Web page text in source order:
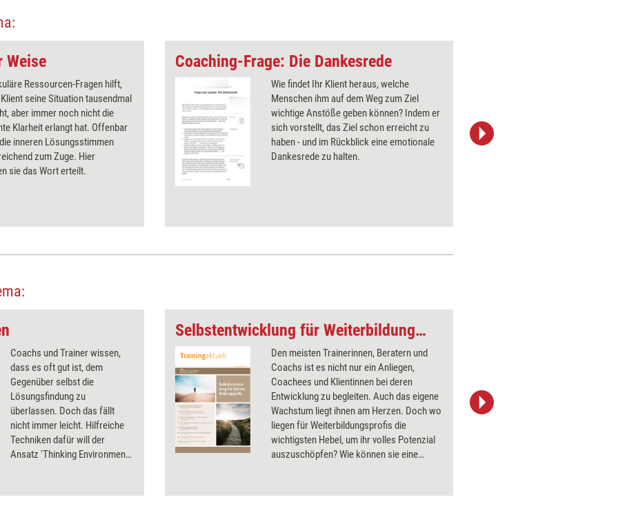
Weise
Ressourcen-Fragen hilft,
seine Situation tausendmal
aber immer noch nicht die
Klarheit erlangt hat. Offenbar
inneren Lösungsstimmen
zum Zuge. Hier
sie das Wort erteilt.
Coaching-Frage: Die Dankesrede
Wie findet Ihr Klient heraus, welche
Menschen ihm auf dem Weg zum Ziel
wichtige Anstöße geben können? Indem er
sich vorstellt, das Ziel schon erreicht zu
haben - und im Rückblick eine emotionale
Dankesrede zu halten.
Coachs und Trainer wissen,
dass es oft gut ist, dem
Gegenüber selbst die
Lösungsfindung zu
überlassen. Doch das fällt
nicht immer leicht. Hilfreiche
Techniken dafür will der
Ansatz 'Thinking Environment'
etabliert ist. Im Juni 2016
Selbstentwicklung für Weiterbildungsprofis
Den meisten Trainerinnen, Beratern und
Coachs ist es nicht nur ein Anliegen,
Coachees und Klientinnen bei deren
Entwicklung zu begleiten. Auch das eigene
Wachstum liegt ihnen am Herzen. Doch wo
liegen für Weiterbildungsprofis die
wichtigsten Hebel, um ihr volles Potenzial
auszuschöpfen? Wie können sie eine
Dossier.